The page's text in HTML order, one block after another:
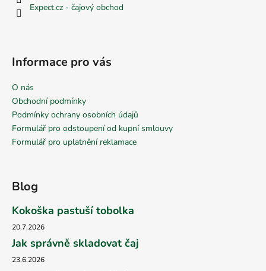
Expect.cz - čajový obchod
Informace pro vás
O nás
Obchodní podmínky
Podmínky ochrany osobních údajů
Formulář pro odstoupení od kupní smlouvy
Formulář pro uplatnění reklamace
Blog
Kokoška pastuší tobolka
20.7.2026
Jak správně skladovat čaj
23.6.2026